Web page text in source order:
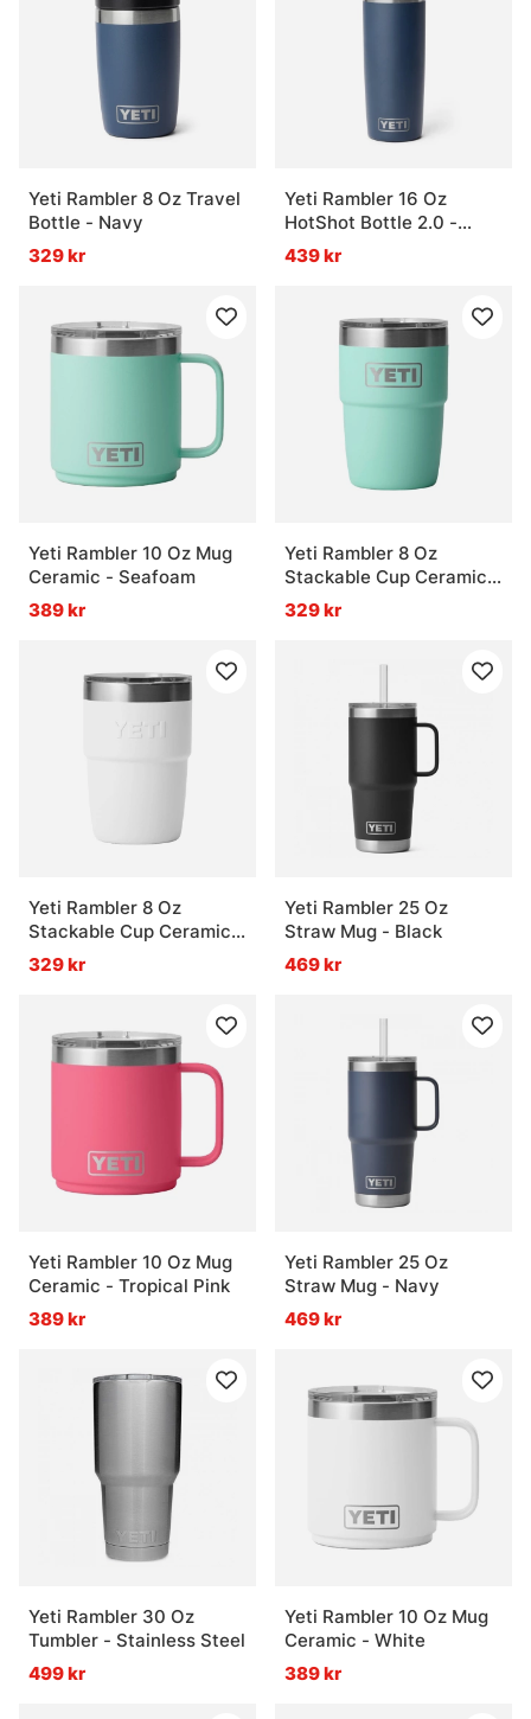
Yeti Rambler 8 Oz Travel
Bottle - Navy
329 kr
Yeti Rambler 16 Oz
HotShot Bottle 2.0 -
Navy
439 kr
Yeti Rambler 10 Oz Mug
Ceramic - Seafoam
389 kr
Yeti Rambler 8 Oz
Stackable Cup Ceramic -
Seafoam
329 kr
Yeti Rambler 8 Oz
Stackable Cup Ceramic -
White
329 kr
Yeti Rambler 25 Oz
Straw Mug - Black
469 kr
Yeti Rambler 10 Oz Mug
Ceramic - Tropical Pink
389 kr
Yeti Rambler 25 Oz
Straw Mug - Navy
469 kr
Yeti Rambler 30 Oz
Tumbler - Stainless Steel
499 kr
Yeti Rambler 10 Oz Mug
Ceramic - White
389 kr